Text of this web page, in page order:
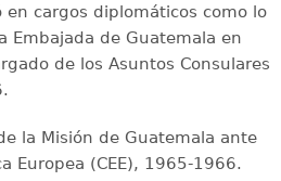
en cargos diplomáticos como lo
Embajada de Guatemala en
de los Asuntos Consulares
la Misión de Guatemala ante
Europea (CEE), 1965-1966.